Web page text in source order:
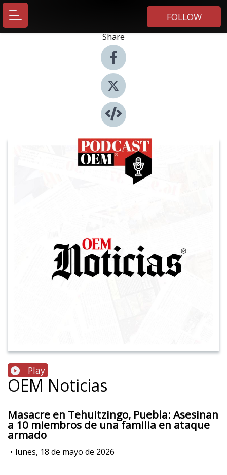
FOLLOW
Share
Play
OEM Noticias
Masacre en Tehuitzingo, Puebla: Asesinan
a 10 miembros de una familia en ataque
armado
• lunes, 18 de mayo de 2026